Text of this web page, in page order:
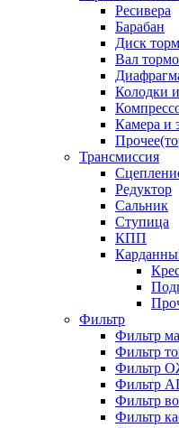
Ресивера
Барабан
Диск
Вал
Колодки
Камера и
Трансмиссия
Редуктор
Сальник
Ступица
КПП
Фильтр
Фильтр
Фильтр
Фильтр
Фильтр
Фильтр
Фильтр